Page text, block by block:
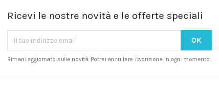
Ricevi le nostre novità e le offerte speciali
Rimani aggiornato sulle novità. Potrai annullare l'iscrizione in ogni momento.